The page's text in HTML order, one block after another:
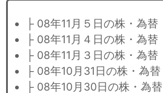
├ 08年11月５日の株・為替
├ 08年11月４日の株・為替
├ 08年11月３日の株・為替
├ 08年10月31日の株・為替
├ 08年10月30日の株・為替